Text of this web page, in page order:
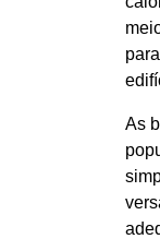
As